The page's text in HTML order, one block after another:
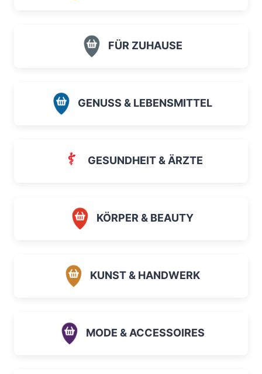
FÜR ZUHAUSE
GENUSS & LEBENSMITTEL
GESUNDHEIT & ÄRZTE
KÖRPER & BEAUTY
KUNST & HANDWERK
MODE & ACCESSOIRES